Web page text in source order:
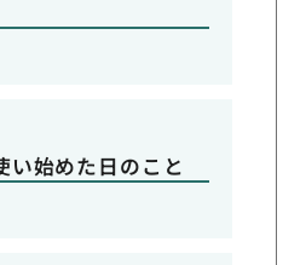
い始めた日のこと